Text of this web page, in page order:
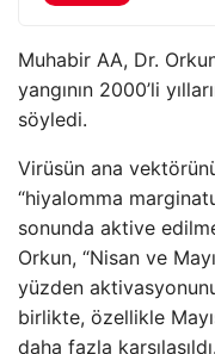
Muhabir AA, Dr.
yangının 2000’li
söyledi.
Virüsün ana
“hiyalomma
sonunda aktive
Orkun, “Nisan ve
yüzden
birlikte, özellikle
daha fazla